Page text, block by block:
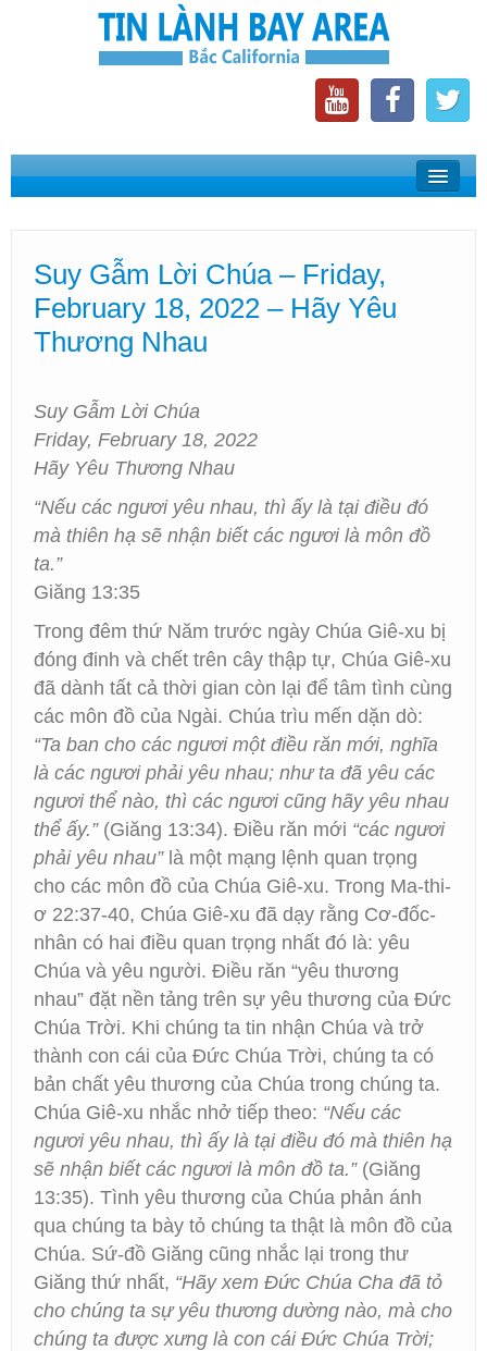
Home
Phát Thanh Tin Lành Bay Area
Các Hội Thánh Bắc California
Suy Gẫm Lời Chúa – Friday,
February 18, 2022 – Hãy Yêu
Thương Nhau
Suy Gẫm Lời Chúa
Friday, February 18, 2022
Hãy Yêu Thương Nhau
“Nếu các ngươi yêu nhau, thì ấy là tại điều đó
mà thiên hạ sẽ nhận biết các ngươi là môn đồ
ta.”
Giăng 13:35
Trong đêm thứ Năm trước ngày Chúa Giê-xu bị
đóng đinh và chết trên cây thập tự, Chúa Giê-xu
đã dành tất cả thời gian còn lại để tâm tình cùng
các môn đồ của Ngài. Chúa trìu mến dặn dò:
“Ta ban cho các ngươi một điều răn mới, nghĩa
là các ngươi phải yêu nhau; như ta đã yêu các
ngươi thể nào, thì các ngươi cũng hãy yêu nhau
thể ấy.”(Giăng 13:34). Điều răn mới “các ngươi
phải yêu nhau”là một mạng lệnh quan trọng
cho các môn đồ của Chúa Giê-xu. Trong Ma-thi-
ơ 22:37-40, Chúa Giê-xu đã dạy rằng Cơ-đốc-
nhân có hai điều quan trọng nhất đó là: yêu
Chúa và yêu người. Điều răn “yêu thương
nhau” đặt nền tảng trên sự yêu thương của Đức
Chúa Trời. Khi chúng ta tin nhận Chúa và trở
thành con cái của Đức Chúa Trời, chúng ta có
bản chất yêu thương của Chúa trong chúng ta.
Chúa Giê-xu nhắc nhở tiếp theo: “Nếu các
ngươi yêu nhau, thì ấy là tại điều đó mà thiên hạ
sẽ nhận biết các ngươi là môn đồ ta.” (Giăng
13:35). Tình yêu thương của Chúa phản ánh
qua chúng ta bày tỏ chúng ta thật là môn đồ của
Chúa. Sứ-đồ Giăng cũng nhắc lại trong thư
Giăng thứ nhất, “Hãy xem Đức Chúa Cha đã tỏ
cho chúng ta sự yêu thương dường nào, mà cho
chúng ta được xưng là con cái Đức Chúa Trời;